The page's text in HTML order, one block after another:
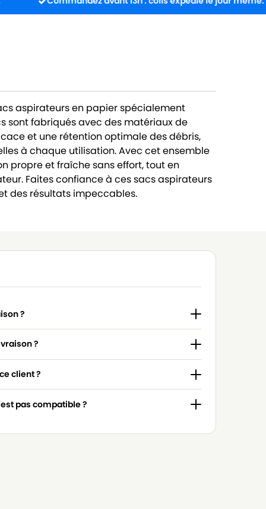
aspirateurs en papier spécialement
sont fabriqués avec des matériaux de
et une rétention optimale des débris,
à chaque utilisation. Avec cet ensemble
propre et fraîche sans effort, tout en
Faites confiance à ces sacs aspirateurs
des résultats impeccables.
?
?
client ?
pas compatible ?